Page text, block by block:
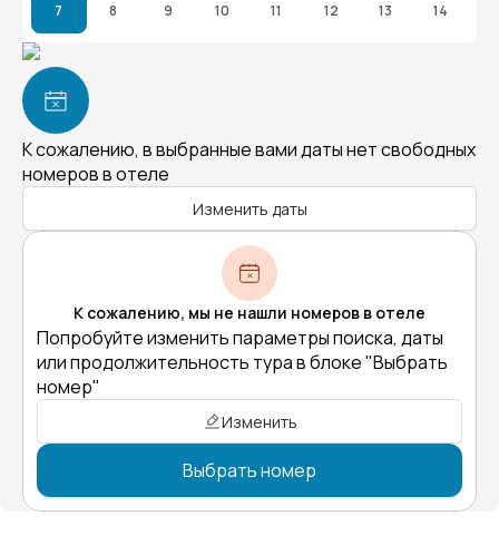
7 8 9 10 11 12 13 14
К сожалению, в выбранные вами даты нет свободных
номеров в отеле
Изменить даты
К сожалению, мы не нашли номеров в отеле
Попробуйте изменить параметры поиска, даты
или продолжительность тура в блоке "Выбрать
номер"
Изменить
Выбрать номер